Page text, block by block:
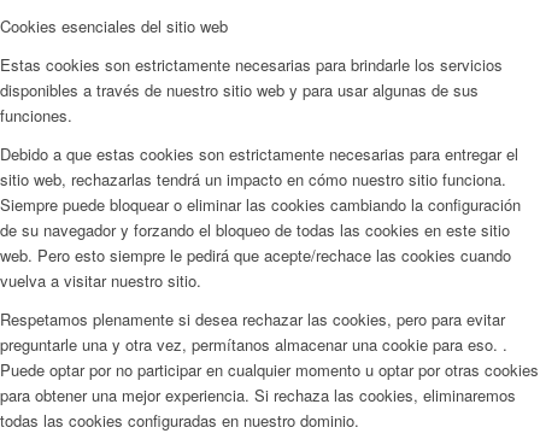
Cookies esenciales del sitio web
Estas cookies son estrictamente necesarias para brindarle los servicios
disponibles a través de nuestro sitio web y para usar algunas de sus
funciones.
Debido a que estas cookies son estrictamente necesarias para entregar el
sitio web, rechazarlas tendrá un impacto en cómo nuestro sitio funciona.
Siempre puede bloquear o eliminar las cookies cambiando la configuración
de su navegador y forzando el bloqueo de todas las cookies en este sitio
web. Pero esto siempre le pedirá que acepte/rechace las cookies cuando
vuelva a visitar nuestro sitio.
Respetamos plenamente si desea rechazar las cookies, pero para evitar
preguntarle una y otra vez, permítanos almacenar una cookie para eso. .
Puede optar por no participar en cualquier momento u optar por otras cookies
para obtener una mejor experiencia. Si rechaza las cookies, eliminaremos
todas las cookies configuradas en nuestro dominio.